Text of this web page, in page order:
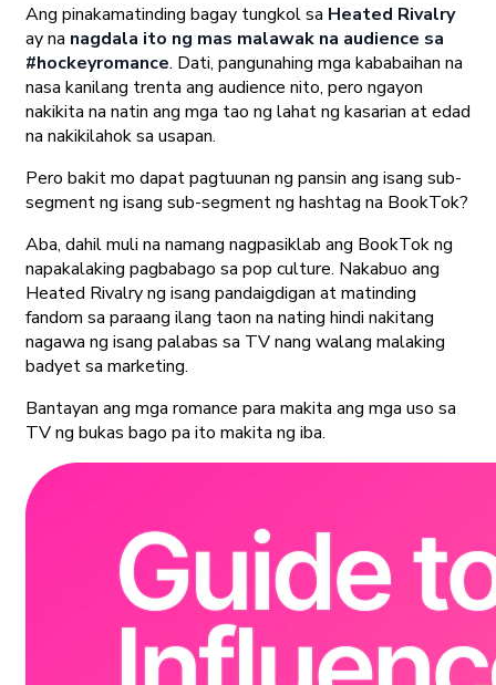
Ang pinakamatinding bagay tungkol sa Heated Rivalry
ay na nagdala ito ng mas malawak na audience sa
#hockeyromance. Dati, pangunahing mga kababaihan na
nasa kanilang trenta ang audience nito, pero ngayon
nakikita na natin ang mga tao ng lahat ng kasarian at edad
na nakikilahok sa usapan.
Pero bakit mo dapat pagtuunan ng pansin ang isang sub-
segment ng isang sub-segment ng hashtag na BookTok?
Aba, dahil muli na namang nagpasiklab ang BookTok ng
napakalaking pagbabago sa pop culture. Nakabuo ang
Heated Rivalry ng isang pandaigdigan at matinding
fandom sa paraang ilang taon na nating hindi nakitang
nagawa ng isang palabas sa TV nang walang malaking
badyet sa marketing.
Bantayan ang mga romance para makita ang mga uso sa
TV ng bukas bago pa ito makita ng iba.